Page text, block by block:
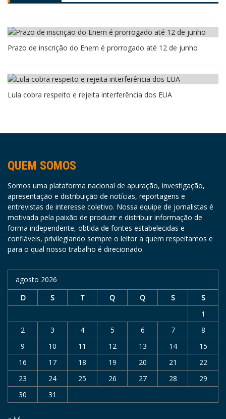
Prazo de inscrição do Enem é prorrogado até 12 de junho
Lula cobra respeito e rejeita interferência dos EUA
QUEM SOMOS
Somos uma plataforma nacional de apuração, investigação,
apresentação e distribuição de notícias, reportagens e
entrevistas de interesse coletivo. Nossa equipe de jornalistas é
motivada pela paixão de produzir e distribuir informação de
forma independente, obtida de fontes estabelecidas e
confiáveis, privilegiando sempre o leitor a quem respeitamos e
para o qual nosso trabalho é direcionado.
agosto 2026
D
S T Q Q S
S
1
2
3 4 5 6 7
8
9
10 11 12 13 14
15
16
17 18 19 20 21
22
23
24 25 26 27 28
29
30
31